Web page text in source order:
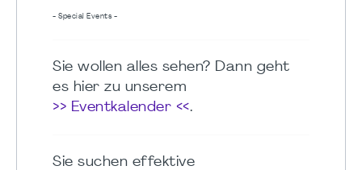
- Special Events -
Sie wollen alles sehen? Dann geht
es hier zu unserem
>> Eventkalender <<.
Sie suchen effektive